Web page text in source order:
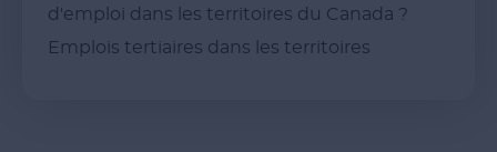
d'emploi dans les territoires du Canada ?
Emplois tertiaires dans les territoires